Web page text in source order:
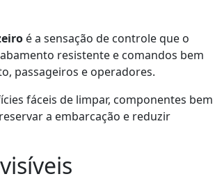
é a sensação de controle que o
resistente e comandos bem
passageiros e operadores.
fáceis de limpar, componentes bem
a embarcação e reduzir